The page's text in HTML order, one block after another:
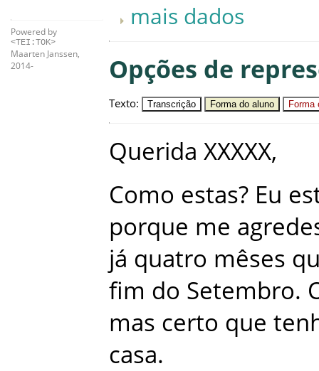
Powered by
<TEI:TOK>
Maarten Janssen,
2014-
mais dados
Opções de
Texto: Transcrição Forma do aluno Forma
Querida XXXXX,
Como estas? Eu
porque me
já quatro mêses
fim do Setembro.
mas certo que
casa.